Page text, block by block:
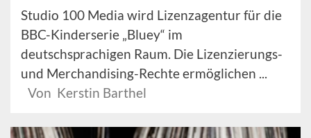
Studio 100 Media wird Lizenzagentur für die
BBC-Kinderserie „Bluey“ im
deutschsprachigen Raum. Die Lizenzierungs-
und Merchandising-Rechte ermöglichen ...
Von Kerstin Barthel